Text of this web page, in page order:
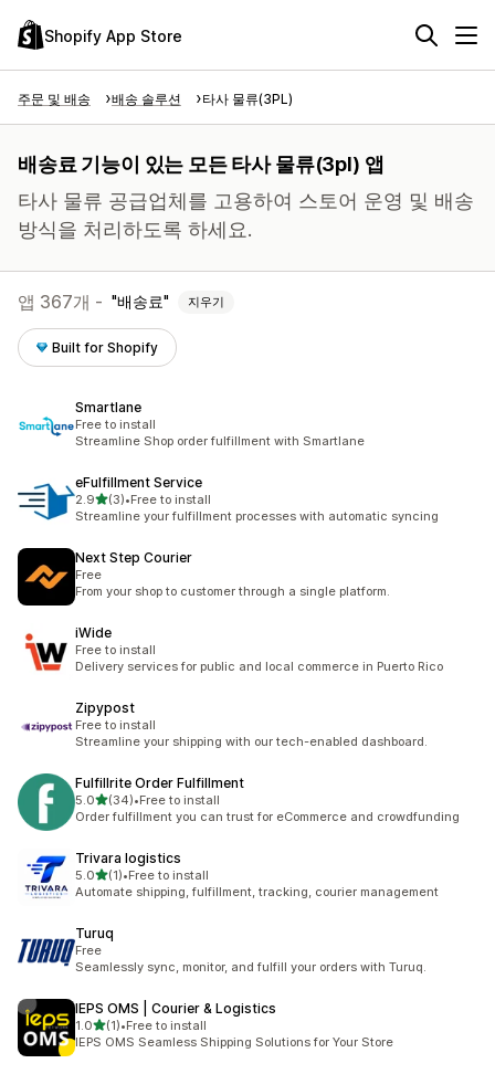
Shopify App Store
주문 및 배송 배송 솔루션 타사 물류(3PL)
배송료 기능이 있는 모든 타사 물류(3pl) 앱
타사 물류 공급업체를 고용하여 스토어 운영 및 배송
방식을 처리하도록 하세요.
앱 367개 - 배송료 지우기
Built for Shopify
Smartlane
Free to install
Streamline Shop order fulfillment with Smartlane
eFulfillment Service
2.9별 5개 중
(3)
총 리뷰 3개
•Free to install
Streamline your fulfillment processes with automatic syncing
Next Step Courier
Free
From your shop to customer through a single platform.
iWide
Free to install
Delivery services for public and local commerce in Puerto Rico
Zipypost
Free to install
Streamline your shipping with our tech-enabled dashboard.
Fulfillrite Order Fulfillment
5.0별 5개 중
(34)
총 리뷰 34개
•Free to install
Order fulfillment you can trust for eCommerce and crowdfunding
Trivara logistics
5.0별 5개 중
(1)
총 리뷰 1개
•Free to install
Automate shipping, fulfillment, tracking, courier management
Turuq
Free
Seamlessly sync, monitor, and fulfill your orders with Turuq.
IEPS OMS | Courier & Logistics
1.0별 5개 중
(1)
총 리뷰 1개
•Free to install
IEPS OMS Seamless Shipping Solutions for Your Store